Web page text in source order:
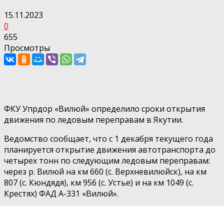
15.11.2023
0
655
Просмотры
ФКУ Упрдор «Вилюй» определило сроки открытия
движения по ледовым переправам в Якутии.
Ведомство сообщает, что с 1 декабря текущего года
планируется открытие движения автотранспорта до
четырех тонн по следующим ледовым переправам:
через р. Вилюй на км 660 (с. Верхневилюйск), на км
807 (с. Кюндядя), км 956 (с. Устье) и на км 1049 (с.
Крестях) ФАД А-331 «Вилюй».